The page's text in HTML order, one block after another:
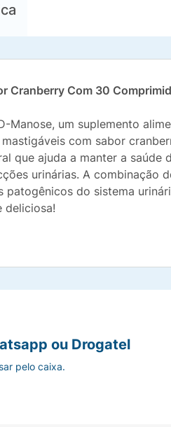
Cranberry Com 30
Manose, um suplemento
com sabor
que ajuda a manter a
urinárias. A combinação
patogênicos do sistema
deliciosa!
ou Drogatel
pelo caixa.